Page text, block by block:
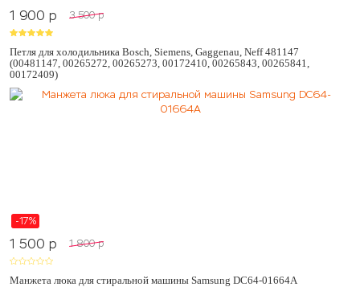
1 900 p 3 500 p
Петля для холодильника Bosch, Siemens, Gaggenau, Neff 481147
(00481147, 00265272, 00265273, 00172410, 00265843, 00265841,
00172409)
-17%
1 500 p 1 800 p
Манжета люка для стиральной машины Samsung DC64-01664A